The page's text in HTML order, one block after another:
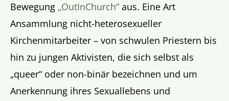
Bewegung „OutInChurch“ aus. Eine Art
Ansammlung nicht-heterosexueller
Kirchenmitarbeiter – von schwulen Priestern bis
hin zu jungen Aktivisten, die sich selbst als
„queer“ oder non-binär bezeichnen und um
Anerkennung ihres Sexuallebens und